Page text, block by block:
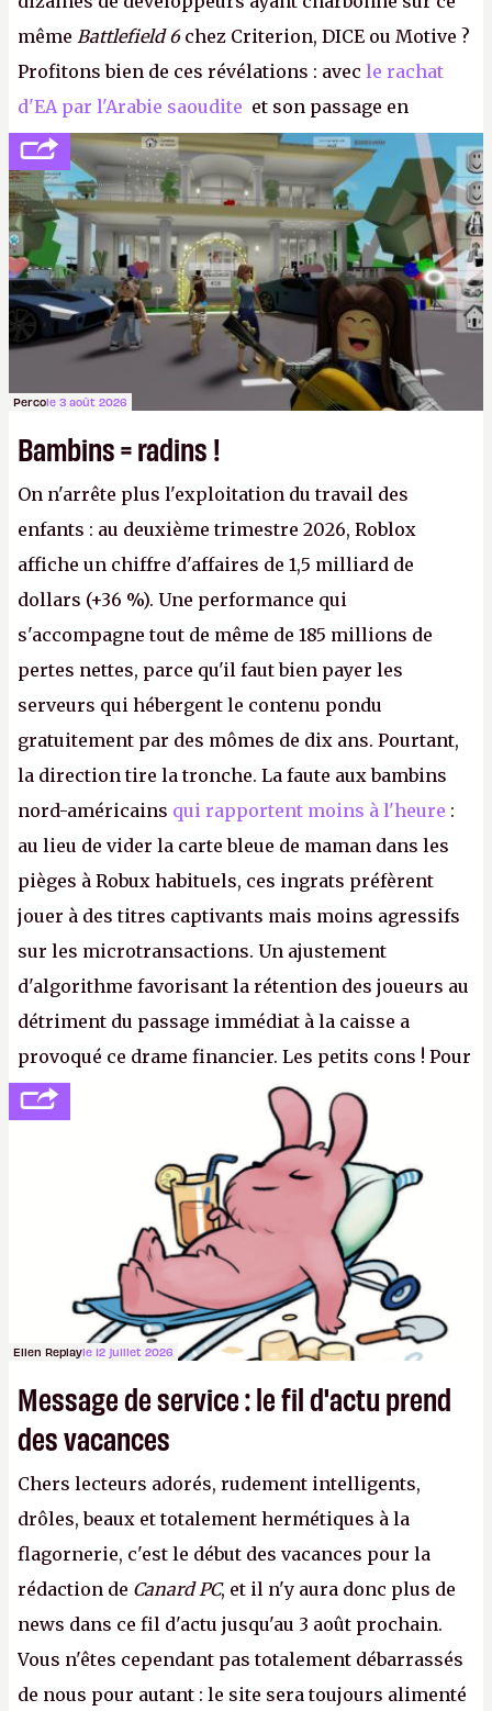
même Battlefield 6chez Criterion, DICE ou Motive ?
Profitons bien de ces révélations : avec le rachat
d'EA par l'Arabie saoudite et son passage en
société privée, l'éditeur n'aura bientôt plus
l'obligation de publier ses bilans. Encore une
victoire pour la transparence.P.
Percole 3 août 2026
Bambins = radins !
On n'arrête plus l'exploitation du travail des
enfants : au deuxième trimestre 2026, Roblox
affiche un chiffre d'affaires de 1,5 milliard de
dollars (+36 %). Une performance qui
s'accompagne tout de même de 185 millions de
pertes nettes, parce qu'il faut bien payer les
serveurs qui hébergent le contenu pondu
gratuitement par des mômes de dix ans. Pourtant,
la direction tire la tronche. La faute aux bambins
nord-américains qui rapportent moins à l'heure :
au lieu de vider la carte bleue de maman dans les
pièges à Robux habituels, ces ingrats préfèrent
jouer à des titres captivants mais moins agressifs
sur les microtransactions. Un ajustement
d'algorithme favorisant la rétention des joueurs au
détriment du passage immédiat à la caisse a
provoqué ce drame financier. Les petits cons ! Pour
se consoler, le PDG David Baszucki peut compter
sur le déblocage du jeu en Russie et l'explosion des
joueurs majeurs (+32 %). L'avenir appartient donc
aux adultes, qui ne sont jamais que des enfants
avec du pouvoir d'achat.P.
Ellen Replayle 12 juillet 2026
Message de service : le fil d'actu prend
des vacances
Chers lecteurs adorés, rudement intelligents,
drôles, beaux et totalement hermétiques à la
flagornerie, c'est le début des vacances pour la
rédaction de Canard PC, et il n'y aura donc plus de
news dans ce fil d'actu jusqu'au 3 août prochain.
Vous n'êtes cependant pas totalement débarrassés
de nous pour autant : le site sera toujours alimenté